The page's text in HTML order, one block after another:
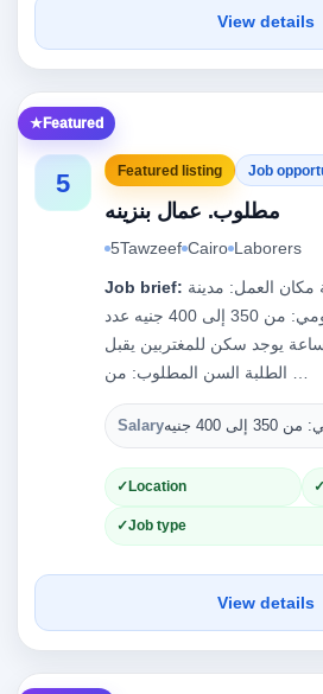
View details
Featured
5 Featured listing Job
مطلوب. عمال بنزينه
5Tawzeef Cairo Laborers
Job brief:
الشروق القبض اليومي: من 350 إلى 400 جنيه عدد
العمل: 12 ساعة يوجد سكن للمغتربين يقبل
Salary 400 جنيه
Location
Job type
View details